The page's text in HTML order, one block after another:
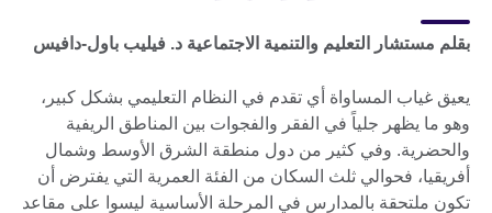
بقلم مستشار التعليم والتنمية الاجتماعية د. فيليب باول-دافيس
يعيق غياب المساواة أي تقدم في النظام التعليمي بشكل كبير،
وهو ما يظهر جلياً في الفقر والفجوات بين المناطق الريفية
والحضرية. وفي كثير من دول منطقة الشرق الأوسط وشمال
أفريقيا، فحوالي ثلث السكان من الفئة العمرية التي يفترض أن
تكون ملتحقة بالمدارس في المرحلة الأساسية ليسوا على مقاعد